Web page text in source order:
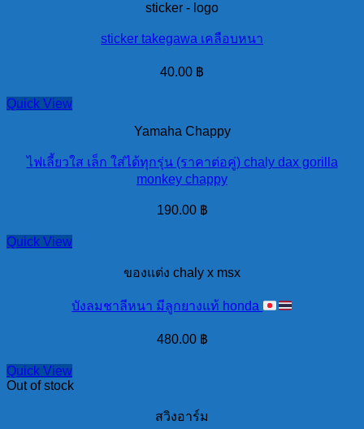
sticker - logo
sticker takegawa เคลือบหนา
40.00 ฿
Quick View
Yamaha Chappy
ไฟเลี้ยวใส เล็ก ใส่ได้ทุกรุ่น (ราคาต่อคู่) chaly dax gorilla
monkey chappy
190.00 ฿
Quick View
ของแต่ง chaly x msx
บังลมชาลีหนา มีลูกยางแท้ honda
480.00 ฿
Quick View
Out of stock
สวิงอาร์ม